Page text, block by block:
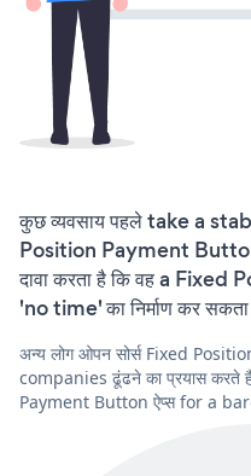
कुछ व्यवसाय पहले take a
Position Payment
दावा करता है कि वह a
'no time' का निर्माण कर
अन्य लोग ओपन सोर्स Fixed
companies ढूंढने का प्रयास
Payment Button ऐप्स for a